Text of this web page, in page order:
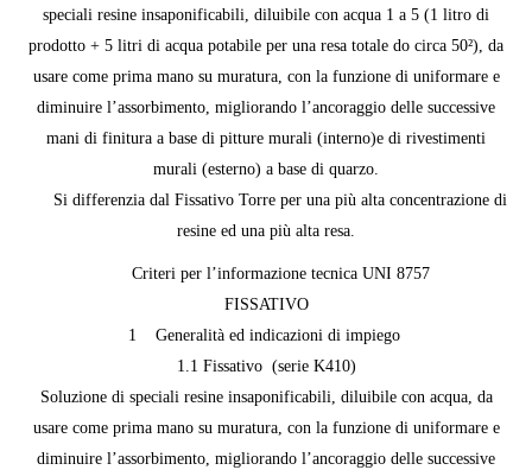
speciali resine insaponificabili, diluibile con acqua 1 a 5 (1 litro di
prodotto + 5 litri di acqua potabile per una resa totale do circa 50²), da
usare come prima mano su muratura, con la funzione di uniformare e
diminuire l’assorbimento, migliorando l’ancoraggio delle successive
mani di finitura a base di pitture murali (interno)e di rivestimenti
murali (esterno) a base di quarzo.
Si differenzia dal Fissativo Torre per una più alta concentrazione di
resine ed una più alta resa.
Criteri per l’informazione tecnica UNI 8757
FISSATIVO
1 Generalità ed indicazioni di impiego
1.1 Fissativo (serie K410)
Soluzione di speciali resine insaponificabili, diluibile con acqua, da
usare come prima mano su muratura, con la funzione di uniformare e
diminuire l’assorbimento, migliorando l’ancoraggio delle successive